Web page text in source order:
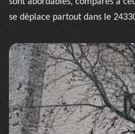
se déplace partout dans le